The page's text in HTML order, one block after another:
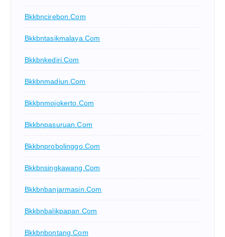
Bkkbncirebon.com
Bkkbntasikmalaya.com
Bkkbnkediri.com
Bkkbnmadiun.com
Bkkbnmojokerto.com
Bkkbnpasuruan.com
Bkkbnprobolinggo.com
Bkkbnsingkawang.com
Bkkbnbanjarmasin.com
Bkkbnbalikpapan.com
Bkkbnbontang.com